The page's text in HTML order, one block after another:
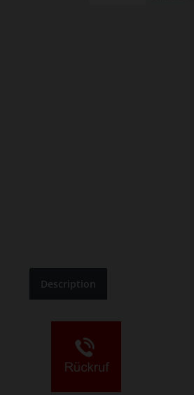
Description